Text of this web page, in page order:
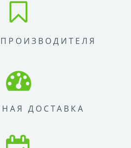
ДОСТАВКА